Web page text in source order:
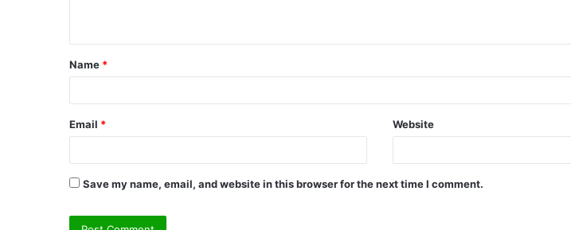
t
*
Name *
Email * Website
Save my name, email, and website in this browser for the next time I comment.